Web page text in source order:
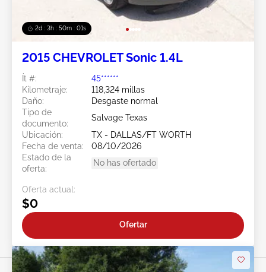
2d : 3h : 49m : 59s
2015 CHEVROLET Sonic 1.4L
Ít #:
45******
Kilometraje:
118,324 millas
Daño:
Desgaste normal
Tipo de
documento:
Salvage Texas
Ubicación:
TX - DALLAS/FT WORTH
Fecha de venta:
08/10/2026
Estado de la
oferta:
No has ofertado
Oferta actual:
$0
Ofertar